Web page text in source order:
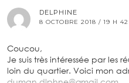
DELPHINE
8 OCTOBRE 2018 / 19 H
Coucou,
Je suis très intéressée par les
loin du quartier. Voici mon